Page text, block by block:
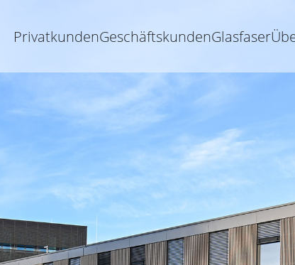
PrivatkundenGeschäftskundenGlasfaser